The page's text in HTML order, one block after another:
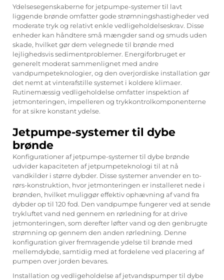
Ydelsesegenskaberne for jetpumpe-systemer til lavt
liggende brønde omfatter gode strømningshastigheder ved
moderate tryk og relativt enkle vedligeholdelseskrav. Disse
enheder kan håndtere små mængder sand og smuds uden
skade, hvilket gør dem velegnede til brønde med
lejlighedsvis sedimentproblemer. Energiforbruget er
generelt moderat sammenlignet med andre
vandpumpeteknologier, og den overjordiske installation gør
det nemt at vinterafstille systemet i koldere klimaer.
Rutinemæssig vedligeholdelse omfatter inspektion af
jetmonteringen, impelleren og trykkontrolkomponenterne
for at sikre konstant ydelse.
Jetpumpe-systemer til dybe
brønde
Konfigurationer af jetpumpe-systemer til dybe brønde
udvider kapaciteten af jetpumpeteknologi til at nå
vandkilder i større dybder. Disse systemer anvender en to-
rørs-konstruktion, hvor jetmonteringen er installeret nede i
brønden, hvilket muliggør effektiv ophævning af vand fra
dybder op til 120 fod. Den vandpumpefungerer ved at sende
trykluftet vand ned gennem en rørledning for at drive
jetmonteringen, som derefter løfter vand og den genbrugte
strømning op gennem den anden rørledning. Denne
konfiguration giver fremragende ydelse til brønde med
mellemdybde, samtidig med at fordelene ved placering af
pumpen over jorden bevares.
Installation og vedligeholdelse af jetvandspumper til dybe